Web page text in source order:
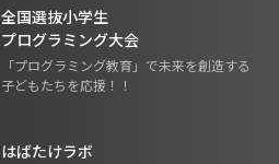
全国選抜小学生
プログラミング大会
「プログラミング教育」で未来を創造する
子どもたちを応援！！
はばたけラボ